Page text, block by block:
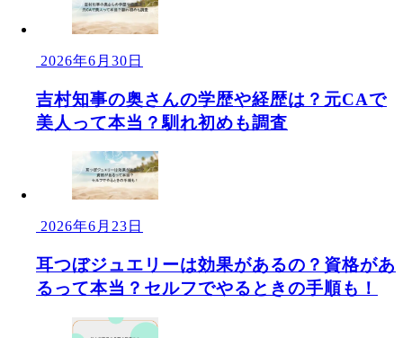
2026年6月30日
吉村知事の奥さんの学歴や経歴は？元CAで
美人って本当？馴れ初めも調査
2026年6月23日
耳つぼジュエリーは効果があるの？資格があ
るって本当？セルフでやるときの手順も！